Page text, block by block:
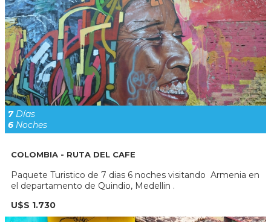
7Días
6 Noches
COLOMBIA - RUTA DEL CAFE
Paquete Turistico de 7 dias 6 noches visitando Armenia en
el departamento de Quindio, Medellin .
U$S 1.730